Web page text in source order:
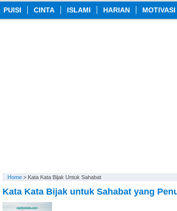
PUISI CINTA ISLAMI HARIAN MOTIVASI
Home > Kata Kata Bijak Untuk Sahabat
Kata Kata Bijak untuk Sahabat yang